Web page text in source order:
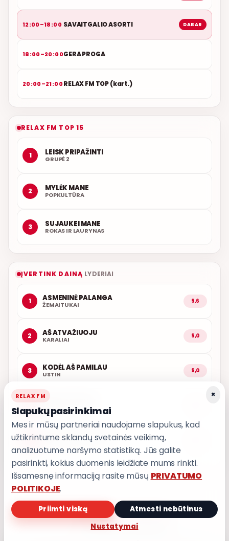
12:00–18:00 SAVAITGALIO ASORTI DABAR
18:00–20:00GERA PROGA
20:00–21:00RELAX FM TOP (kart.)
RELAX FM TOP 15
1 LEISK PRIPAŽINTI
GRUPĖ 2
2 MYLĖK MANE
POPKULTŪRA
3 SUJAUKEI MANE
ROKAS IR LAURYNAS
ĮVERTINK DAINĄ LYDERIAI
1 ASMENINĖ PALANGA
ŽEMAITUKAI 9,6
2 AŠ ATVAŽIUOJU
KARALIAI 9,0
3 KODĖL AŠ PAMILAU
USTIN 9,0
INARA
5 PASKUBĖK VAŽIUOTI
PRIVATUMO POLITIKA
Privatumo nustatymai
×
RELAX FM
Slapukų pasirinkimai
Mes ir mūsų partneriai naudojame slapukus, kad
užtikrintume sklandų svetainės veikimą,
analizuotume naršymo statistiką. Jūs galite
pasirinkti, kokius duomenis leidžiate mums rinkti.
Išsamesnę informaciją rasite mūsų PRIVATUMO
POLITIKOJE.
Priimti viską
Atmesti nebūtinus
Nustatymai